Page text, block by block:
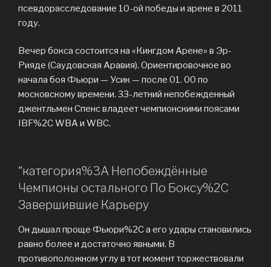
псевдорасследование 10-ой победы и арене в 2011
году.
Вечер бокса состоится на «Кингдом Арене» в Эр-
Рияде (Саудовская Аравия). Ориентировочное во
начала боя Фьюри — Усик — после 01. 00 по
московскому времени. 33-летний непобежденный
джентльмен Спенс владеет чемпионскими поясами
IBF%2C WBA и WBC.
“категория%3A Непобеждённые
Чемпионы остального По Боксу%2C
Завершившие Карьеру
Он дышал проще Фьюри%2C а его удары становились
равно более и достаточно явными. В
противоположном углу в тот момент торжествовали